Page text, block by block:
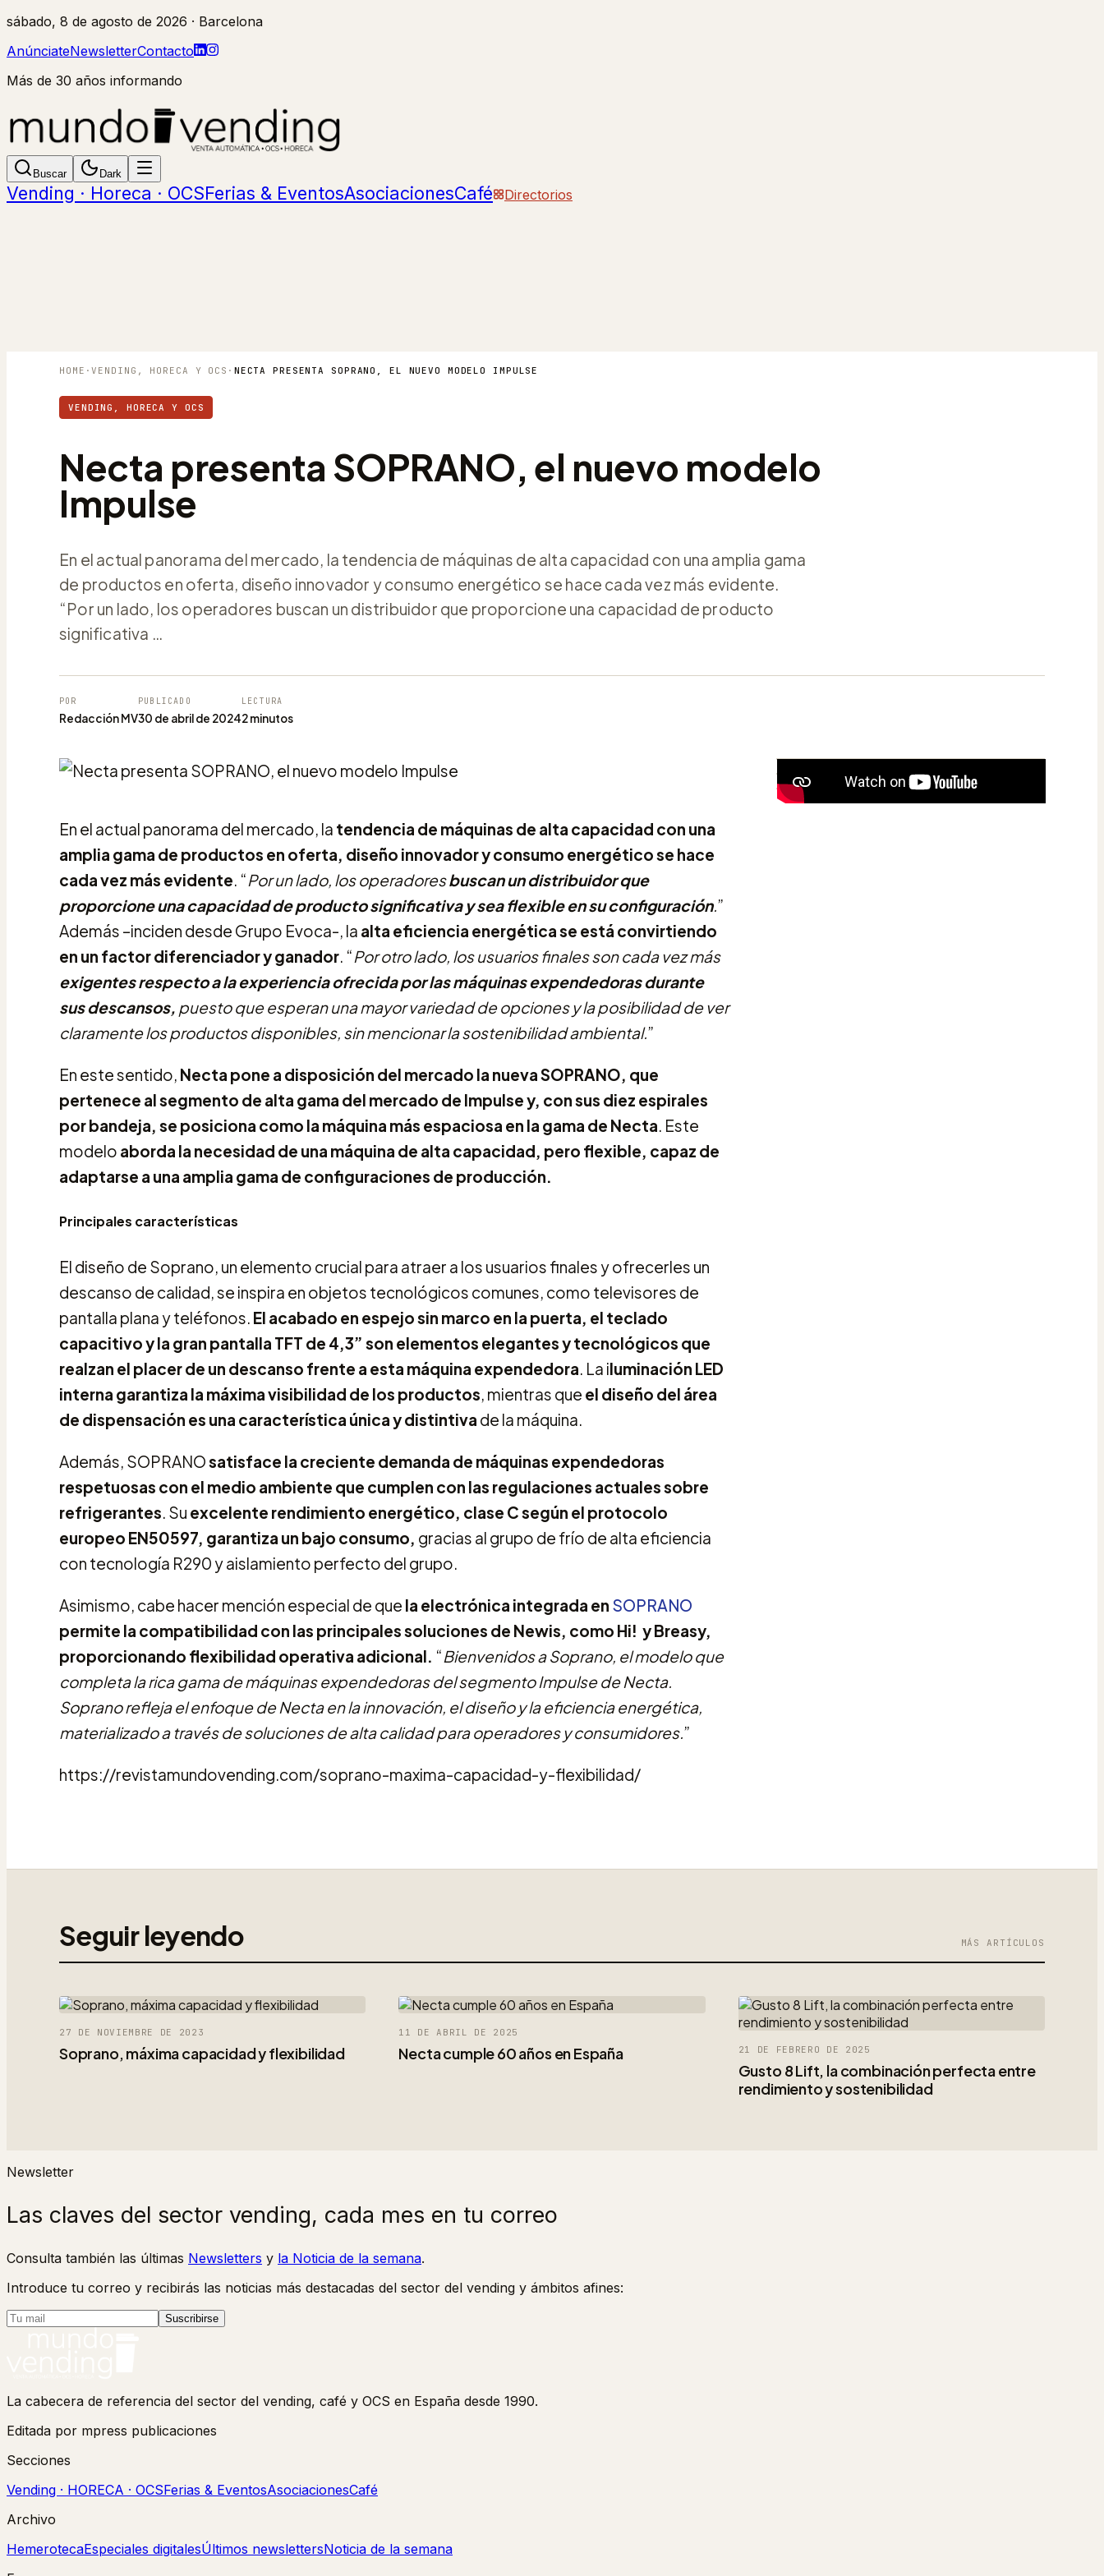
sábado, 8 de agosto de 2026 · Barcelona
AnúnciateNewsletterContacto
Más de 30 años informando
Buscar Dark
Vending · Horeca · OCSFerias & EventosAsociacionesCafé Directorios
HOME ·VENDING, HORECA Y OCS · NECTA PRESENTA SOPRANO, EL NUEVO MODELO IMPULSE
VENDING, HORECA Y OCS
Necta presenta SOPRANO, el nuevo modelo
Impulse
En el actual panorama del mercado, la tendencia de máquinas de alta capacidad con una amplia gama
de productos en oferta, diseño innovador y consumo energético se hace cada vez más evidente.
“Por un lado, los operadores buscan un distribuidor que proporcione una capacidad de producto
significativa …
POR
Redacción MV
PUBLICADO
30 de abril de 2024
LECTURA
2 minutos
En el actual panorama del mercado, la tendencia de máquinas de alta capacidad con una
amplia gama de productos en oferta, diseño innovador y consumo energético se hace
cada vez más evidente. “Por un lado, los operadoresbuscan un distribuidor que
proporcione una capacidad de producto significativa y sea flexible en su configuración.”
Además –inciden desde Grupo Evoca-, la alta eficiencia energética se está convirtiendo
en un factor diferenciador y ganador. “Por otro lado, los usuarios finales son cada vez más
exigentes respecto a la experiencia ofrecida por las máquinas expendedoras durante
sus descansos, puesto que esperan una mayor variedad de opciones y la posibilidad de ver
claramente los productos disponibles, sin mencionar la sostenibilidad ambiental.”
En este sentido, Necta pone a disposición del mercado la nueva SOPRANO, que
pertenece al segmento de alta gama del mercado de Impulse y, con sus diez espirales
por bandeja, se posiciona como la máquina más espaciosa en la gama de Necta. Este
modelo aborda la necesidad de una máquina de alta capacidad, pero flexible, capaz de
adaptarse a una amplia gama de configuraciones de producción.
Principales características
El diseño de Soprano, un elemento crucial para atraer a los usuarios finales y ofrecerles un
descanso de calidad, se inspira en objetos tecnológicos comunes, como televisores de
pantalla plana y teléfonos. El acabado en espejo sin marco en la puerta, el teclado
capacitivo y la gran pantalla TFT de 4,3” son elementos elegantes y tecnológicos que
realzan el placer de un descanso frente a esta máquina expendedora. La iluminación LED
interna garantiza la máxima visibilidad de los productos, mientras que el diseño del área
de dispensación es una característica única y distintiva de la máquina.
Además, SOPRANOsatisface la creciente demanda de máquinas expendedoras
respetuosas con el medio ambiente que cumplen con las regulaciones actuales sobre
refrigerantes. Su excelente rendimiento energético, clase C según el protocolo
europeo EN50597, garantiza un bajo consumo, gracias al grupo de frío de alta eficiencia
con tecnología R290 y aislamiento perfecto del grupo.
Asimismo, cabe hacer mención especial de que la electrónica integrada en SOPRANO
permite la compatibilidad con las principales soluciones de Newis, como Hi! y Breasy,
proporcionando flexibilidad operativa adicional. “Bienvenidos a Soprano, el modelo que
completa la rica gama de máquinas expendedoras del segmento Impulse de Necta.
Soprano refleja el enfoque de Necta en la innovación, el diseño y la eficiencia energética,
materializado a través de soluciones de alta calidad para operadores y consumidores. ”
https://revistamundovending.com/soprano-maxima-capacidad-y-flexibilidad/
Seguir leyendo MÁS ARTÍCULOS
27 DE NOVIEMBRE DE 2023
Soprano, máxima capacidad y flexibilidad
11 DE ABRIL DE 2025
Necta cumple 60 años en España 21 DE FEBRERO DE 2025
Gusto 8 Lift, la combinación perfecta entre
rendimiento y sostenibilidad
Newsletter
Las claves del sector vending, cada mes en tu correo
Consulta también las últimas Newsletters y la Noticia de la semana.
Introduce tu correo y recibirás las noticias más destacadas del sector del vending y ámbitos afines:
Suscribirse
La cabecera de referencia del sector del vending, café y OCS en España desde 1990.
Editada por mpress publicaciones
Secciones
Vending · HORECA · OCSFerias & EventosAsociacionesCafé
Archivo
HemerotecaEspeciales digitalesÚltimos newslettersNoticia de la semana